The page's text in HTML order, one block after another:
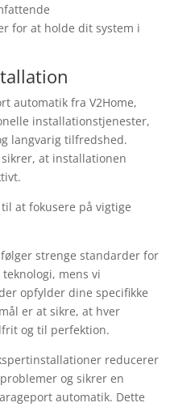
for at holde dit system i
automatik fra V2Home,
installationstjenester,
langvarig tilfredshed.
at installationen
at fokusere på vigtige
strenge standarder for
mens vi
opfylder dine specifikke
er at sikre, at hver
og til perfektion.
reducerer
og sikrer en
automatik. Dette